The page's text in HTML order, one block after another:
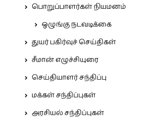
பொறுப்பாளர்கள் நியமனம்
ஒழுங்கு நடவடிக்கை
துயர் பகிர்வுச் செய்திகள்
சீமான் எழுச்சியுரை
செய்தியாளர் சந்திப்பு
மக்கள் சந்திப்புகள்
அரசியல் சந்திப்புகள்